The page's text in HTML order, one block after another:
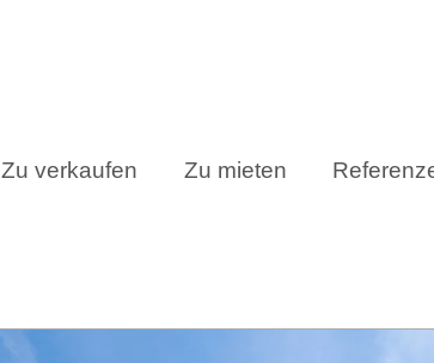
Zu verkaufen Zu mieten